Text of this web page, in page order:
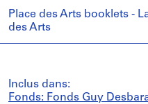
Place des Arts booklets -
des Arts
Inclus dans:
Fonds: Fonds Guy